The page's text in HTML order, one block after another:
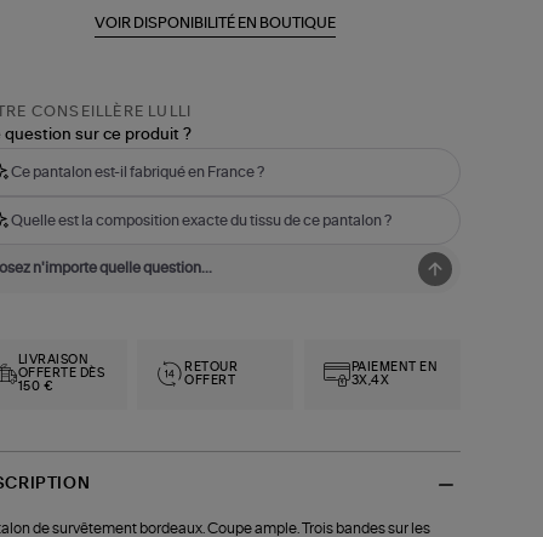
VOIR DISPONIBILITÉ EN BOUTIQUE
CONSEILLÈRE LULLI
question sur ce produit ?
Ce pantalon est-il fabriqué en France ?
Quelle est la composition exacte du tissu de ce pantalon ?
LIVRAISON
OFFERTE DÈS
150 €
RETOUR
OFFERT
PAIEMENT EN
3X,4X
de survêtement bordeaux. Coupe ample. Trois bandes sur les